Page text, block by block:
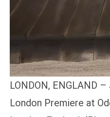
LONDON, ENGLAND
London Premiere at